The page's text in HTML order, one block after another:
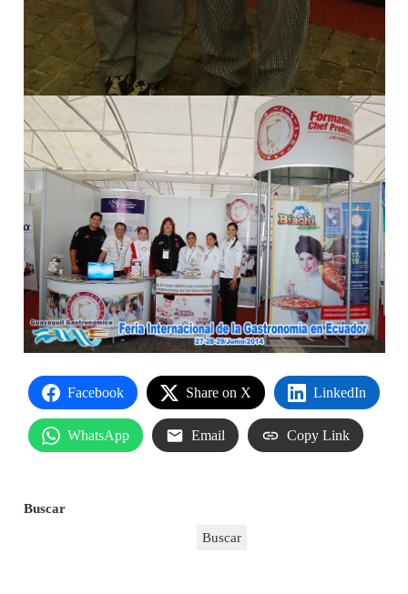
Facebook Share on X LinkedIn
WhatsApp Email Copy Link
Buscar
Buscar